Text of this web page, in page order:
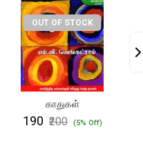
OUT OF STOCK
காதுகள்
₹190 ₹200 (5% Off)